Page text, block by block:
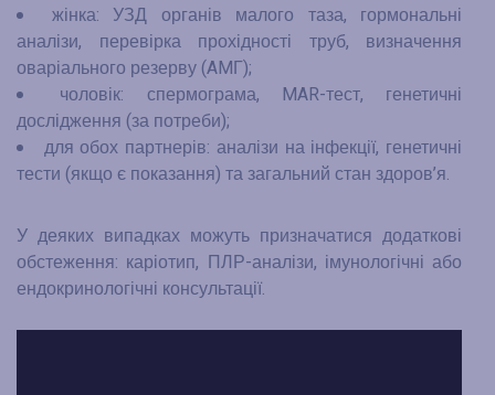
жінка: УЗД органів малого таза, гормональні
аналізи, перевірка прохідності труб, визначення
оваріального резерву (AMГ);
чоловік: спермограма, MAR-тест, генетичні
дослідження (за потреби);
для обох партнерів: аналізи на інфекції, генетичні
тести (якщо є показання) та загальний стан здоров’я.
У деяких випадках можуть призначатися додаткові
обстеження: каріотип, ПЛР-аналізи, імунологічні або
ендокринологічні консультації.